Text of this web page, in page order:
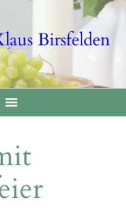
Birsfelden